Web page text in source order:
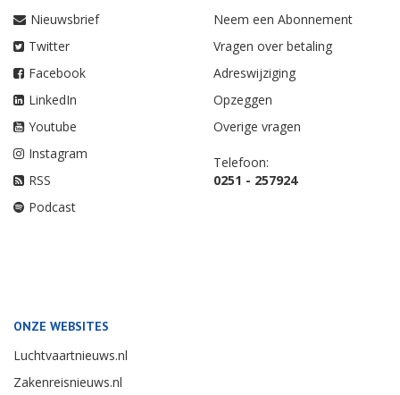
Nieuwsbrief
Twitter
Facebook
LinkedIn
Youtube
Instagram
RSS
Podcast
Neem een Abonnement
Vragen over betaling
Adreswijziging
Opzeggen
Overige vragen
Telefoon:
0251 - 257924
ONZE WEBSITES
Luchtvaartnieuws.nl
Zakenreisnieuws.nl